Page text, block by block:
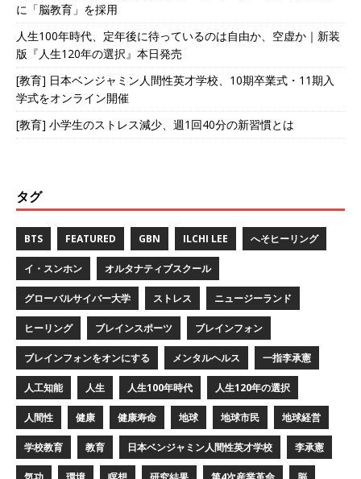
に「脳教育」を採用
人生100年時代、定年後に待っているのは自由か、空虚か｜新装
版『人生120年の選択』本日発売
[教育] 日本ベンジャミン人間性英才学校、10期卒業式・11期入
学式をオンライン開催
[教育] 小学生のストレス減少、週1回40分の新習慣とは
タグ
BTS FEATURED GBN ILCHI LEE へそヒーリング
イ・スンホン オルタナティブスクール
グローバルサイバー大学 ストレス ニュージーランド
ヒーリング ブレインスポーツ ブレインフォン
ブレインフォンをオンにする メンタルヘルス 一指李承憲
人工知能 人生 人生100年時代 人生120年の選択
人間性 健康 健康寿命 地球 地球市民 地球経営
学校教育 教育 日本ベンジャミン人間性英才学校 李承憲